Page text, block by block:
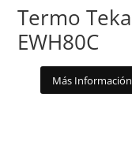
Termo Teka
EWH80C
Más Información